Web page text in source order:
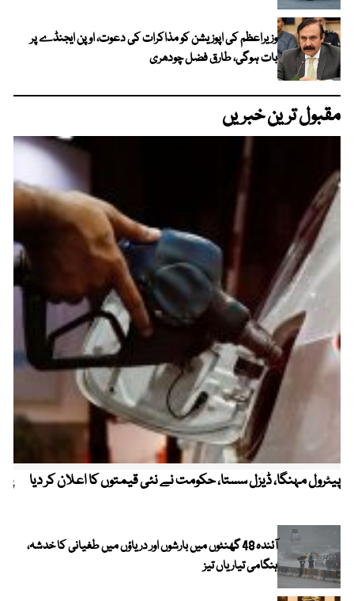
وزیراعظم کی اپوزیشن کو مذاکرات کی دعوت، اوپن ایجنڈے پر
بات ہوگی، طارق فضل چودھری
مقبول ترین خبریں
پیٹرول مہنگا، ڈیزل سستا، حکومت نے نئی قیمتوں کا اعلان کر دیا
آئندہ 48 گھنٹوں میں بارشوں اور دریاؤں میں طغیانی کا خدشہ،
ہنگامی تیاریاں تیز